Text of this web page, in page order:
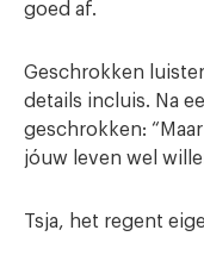
goed af.
Geschrokken
details incluis. Na
geschrokken:
jóuw leven wel
Tsja, het regent